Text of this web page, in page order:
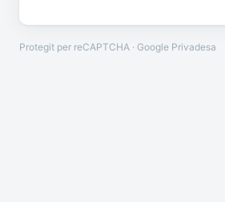
Protegit per reCAPTCHA · Google Privadesa